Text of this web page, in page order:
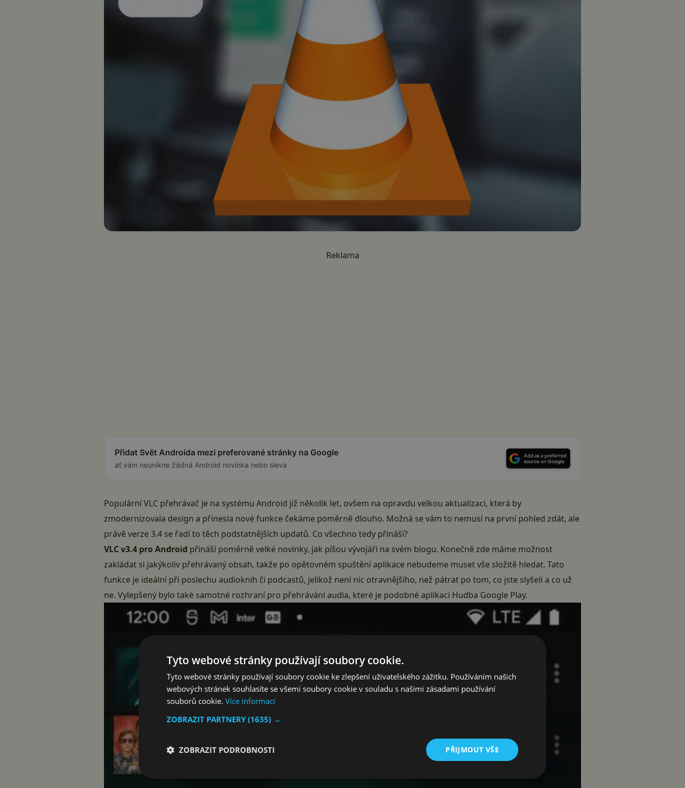
Reklama
Přidat Svět Androida mezi preferované stránky na Google
ať vám neunikne žádná Android novinka nebo sleva
Populární VLC přehrávač je na systému Android již několik let, ovšem na opravdu velkou aktualizaci, která by
zmodernizovala design a přinesla nové funkce čekáme poměrně dlouho. Možná se vám to nemusí na první pohled zdát, ale
právě verze 3.4 se řadí to těch podstatnějších updatů. Co všechno tedy přináší?
VLC v3.4 pro Android přináší poměrně velké novinky, jak píšou vývojáři na svém blogu. Konečně zde máme možnost
zakládat si jakýkoliv přehrávaný obsah, takže po opětovném spuštění aplikace nebudeme muset vše složitě hledat. Tato
funkce je ideální při poslechu audioknih či podcastů, jelikož není nic otravnějšího, než pátrat po tom, co jste slyšeli a co už
ne. Vylepšený bylo také samotné rozhraní pro přehrávání audia, které je podobné aplikaci Hudba Google Play.
Tyto webové stránky používají soubory cookie.
Tyto webové stránky používají soubory cookie ke zlepšení uživatelského zážitku. Používáním našich
webových stránek souhlasíte se všemi soubory cookie v souladu s našimi zásadami používání
souborů cookie. Více informací
ZOBRAZIT PARTNERY(1635) →
PŘIJMOUT VŠE
ZOBRAZIT PODROBNOSTI